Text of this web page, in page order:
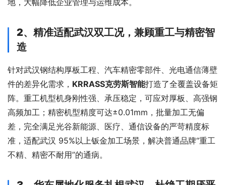
地，大幅降低企业管理与运维成本。
2、精准适配武汉双工况，兼顾重工与精密智
造
针对武汉钢结构厚板工程、汽车精密零部件、光电通信薄壁
件的差异化需求， KRRASS克劳斯智能打造了全覆盖设备矩
阵。重工机型机身刚性强、承压稳定，可应对厚板、高强钢
高频加工；精密机型精度可达±0.01mm，批量加工无偏
差，完全满足光谷新能源、医疗、通信设备的严苛精度标
准，适配武汉 95%以上钣金加工场景，解决普通品牌“重工
不精、精密不耐用”的通病。